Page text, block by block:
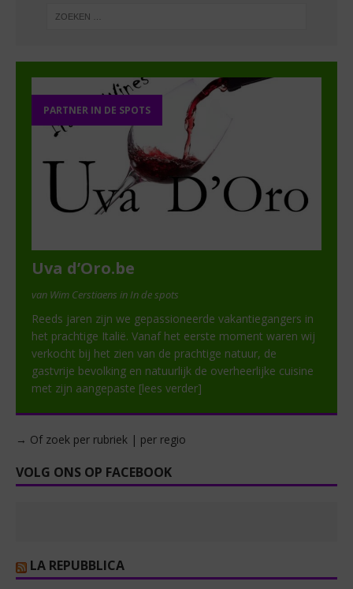
PARTNER IN DE SPOTS
Uva d’Oro.be
van Wim Cerstiaens in In de spots
Reeds jaren zijn we gepassioneerde vakantiegangers in
het prachtige Italië. Vanaf het eerste moment waren wij
verkocht bij het zien van de prachtige natuur, de
gastvrije bevolking en natuurlijk de overheerlijke cuisine
met zijn aangepaste [lees verder]
→ Of zoek per rubriek | per regio
VOLG ONS OP FACEBOOK
LA REPUBBLICA